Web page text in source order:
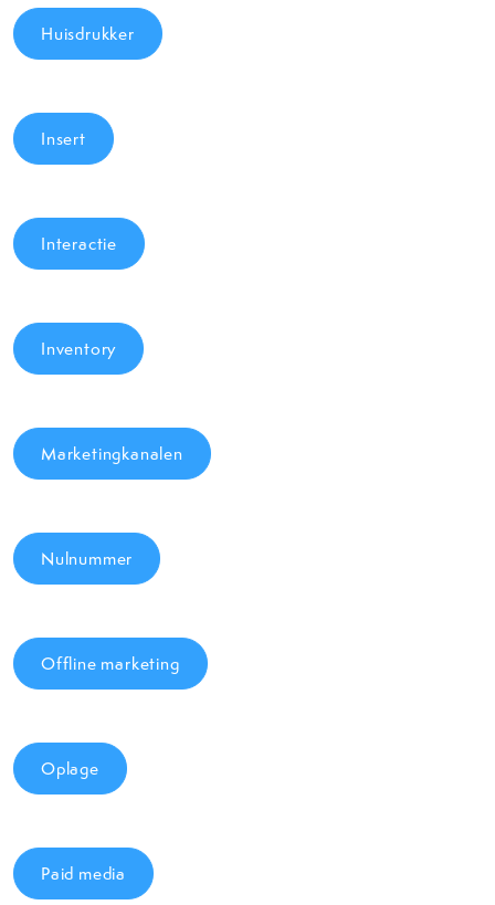
Huisdrukker
Insert
Interactie
Inventory
Marketingkanalen
Nulnummer
Offline marketing
Oplage
Paid media